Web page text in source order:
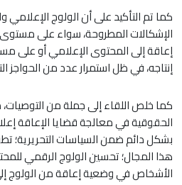
كما تم التأكيد على أن الولوج
الإشكالات المطروحة، سواء على
إعاقة إلى المحتوى الإعلامي أو على
إنتاجه، في ظل استمرار عدد من الحواجز
كما خلص اللقاء إلى جملة من التوصيات،
الحقوقية في معالجة قضايا الإعاقة
بشكل دائم ضمن السياسات التحريرية؛
هذا المجال؛ تحسين الولوج الرقمي
الأشخاص في وضعية إعاقة من الولوج